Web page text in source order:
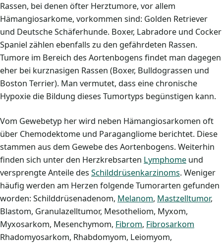
Rassen, bei denen öfter Herztumore, vor allem
Hämangiosarkome, vorkommen sind: Golden Retriever
und Deutsche Schäferhunde. Boxer, Labradore und Cocker
Spaniel zählen ebenfalls zu den gefährdeten Rassen.
Tumore im Bereich des Aortenbogens findet man dagegen
eher bei kurznasigen Rassen (Boxer, Bulldograssen und
Boston Terrier). Man vermutet, dass eine chronische
Hypoxie die Bildung dieses Tumortyps begünstigen kann.
Vom Gewebetyp her wird neben Hämangiosarkomen oft
über Chemodektome und Paragangliome berichtet. Diese
stammen aus dem Gewebe des Aortenbogens. Weiterhin
finden sich unter den Herzkrebsarten Lymphome und
versprengte Anteile des Schilddrüsenkarzinoms. Weniger
häufig werden am Herzen folgende Tumorarten gefunden
worden: Schilddrüsenadenom, Melanom, Mastzelltumor,
Blastom, Granulazelltumor, Mesotheliom, Myxom,
Myxosarkom, Mesenchymom, Fibrom, Fibrosarkom
Rhadomyosarkom, Rhabdomyom, Leiomyom,